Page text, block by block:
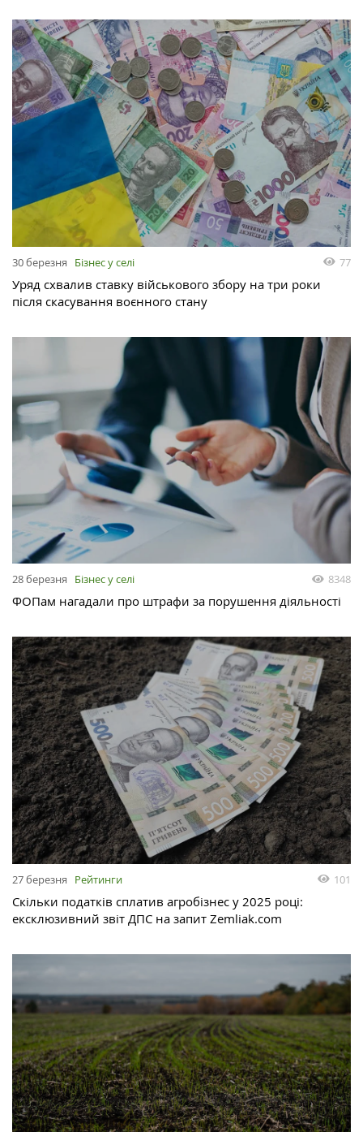
30 березня Бізнес у селі 77
Уряд схвалив ставку військового збору на три роки
після скасування воєнного стану
28 березня Бізнес у селі 8348
ФОПам нагадали про штрафи за порушення діяльності
27 березня Рейтинги 101
Скільки податків сплатив агробізнес у 2025 році:
ексклюзивний звіт ДПС на запит Zemliak.com